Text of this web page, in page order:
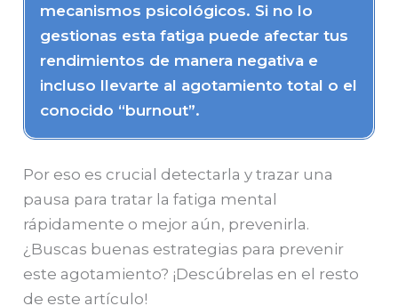
mecanismos psicológicos. Si no lo
gestionas esta fatiga puede afectar tus
rendimientos de manera negativa e
incluso llevarte al agotamiento total o el
conocido “burnout”.
Por eso es crucial detectarla y trazar una
pausa para tratar la fatiga mental
rápidamente o mejor aún, prevenirla.
¿Buscas buenas estrategias para prevenir
este agotamiento? ¡Descúbrelas en el resto
de este artículo!